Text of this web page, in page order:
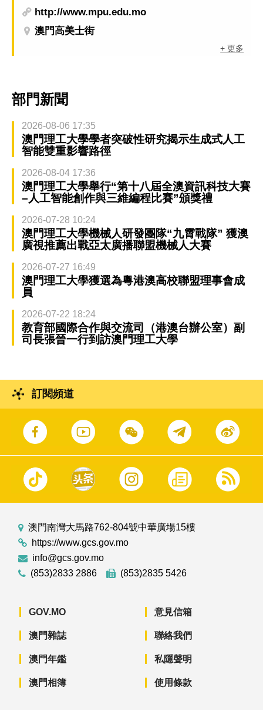
http://www.mpu.edu.mo
澳門高美士街
+ 更多
部門新聞
2026-08-06 17:35
澳門理工大學學者突破性研究揭示生成式人工
智能雙重影響路徑
2026-08-04 17:36
澳門理工大學舉行“第十八屆全澳資訊科技大賽
–人工智能創作與三維編程比賽”頒獎禮
2026-07-28 10:24
澳門理工大學機械人研發團隊“九霄戰隊” 獲澳
廣視推薦出戰亞太廣播聯盟機械人大賽
2026-07-27 16:49
澳門理工大學獲選為粵港澳高校聯盟理事會成
員
2026-07-22 18:24
教育部國際合作與交流司（港澳台辦公室）副
司長張晉一行到訪澳門理工大學
訂閱頻道
澳門南灣大馬路762-804號中華廣場15樓
https://www.gcs.gov.mo
info@gcs.gov.mo
(853)2833 2886
(853)2835 5426
GOV.MO
澳門雜誌
澳門年鑑
澳門相簿
意見信箱
聯絡我們
私隱聲明
使用條款